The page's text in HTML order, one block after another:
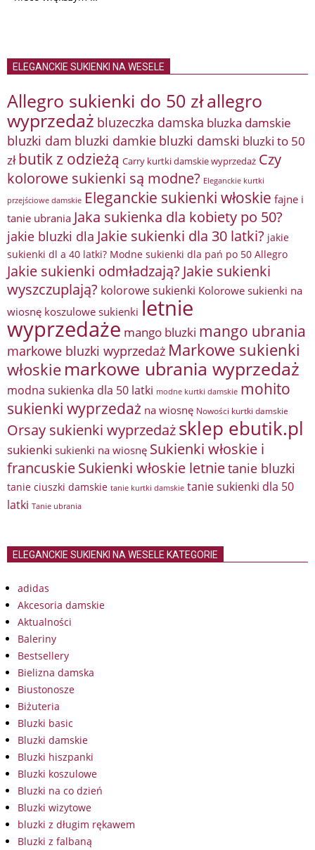
ELEGANCKIE SUKIENKI NA WESELE
Allegro sukienki do 50 złallegro
wyprzedaż bluzeczka damska bluzka damskie
bluzki dam bluzki damkie bluzki damski bluzki to 50
zł butik z odzieżą Carry kurtki damskie wyprzedaż Czy
kolorowe sukienki są modne? Eleganckie kurtki
przejściowe damskie Eleganckie sukienki włoskie fajne i
tanie ubrania Jaka sukienka dla kobiety po 50?
jakie bluzki dla Jakie sukienki dla 30 latki? jakie
sukienki dl a 40 latki? Modne sukienki dla pań po 50 Allegro
Jakie sukienki odmładzają? Jakie sukienki
wyszczuplają? kolorowe sukienki Kolorowe sukienki na
wiosnę koszulowe sukienki letnie
wyprzedaże mango bluzki mango ubrania
markowe bluzki wyprzedaż Markowe sukienki
włoskie markowe ubrania wyprzedaż
modna sukienka dla 50 latki modne kurtki damskie mohito
sukienki wyprzedaż na wiosnę Nowości kurtki damskie
Orsay sukienki wyprzedażsklep ebutik.pl
sukienki sukienki na wiosnę Sukienki włoskie i
francuskieSukienki włoskie letnietanie bluzki
tanie ciuszki damskie tanie kurtki damskie tanie sukienki dla 50
latki Tanie ubrania
ELEGANCKIE SUKIENKI NA WESELE KATEGORIE
adidas
Akcesoria damskie
Aktualności
Baleriny
Bestsellery
Bielizna damska
Biustonosze
Biżuteria
Bluzki basic
Bluzki damskie
Bluzki hiszpanki
Bluzki koszulowe
Bluzki na co dzień
Bluzki wizytowe
bluzki z długim rękawem
Bluzki z falbaną